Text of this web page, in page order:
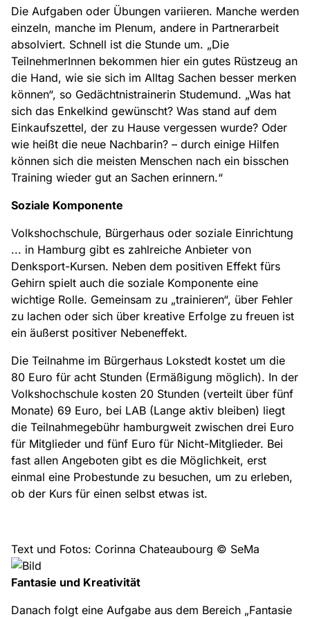
Die Aufgaben oder Übungen variieren. Manche werden
einzeln, manche im Plenum, andere in Partnerarbeit
absolviert. Schnell ist die Stunde um. „Die
TeilnehmerInnen bekommen hier ein gutes Rüstzeug an
die Hand, wie sie sich im Alltag Sachen besser merken
können“, so Gedächtnistrainerin Studemund. „Was hat
sich das Enkelkind gewünscht? Was stand auf dem
Einkaufszettel, der zu Hause vergessen wurde? Oder
wie heißt die neue Nachbarin? – durch einige Hilfen
können sich die meisten Menschen nach ein bisschen
Training wieder gut an Sachen erinnern.“
Soziale Komponente
Volkshochschule, Bürgerhaus oder soziale Einrichtung
... in Hamburg gibt es zahlreiche Anbieter von
Denksport-Kursen. Neben dem positiven Effekt fürs
Gehirn spielt auch die soziale Komponente eine
wichtige Rolle. Gemeinsam zu „trainieren“, über Fehler
zu lachen oder sich über kreative Erfolge zu freuen ist
ein äußerst positiver Nebeneffekt.
Die Teilnahme im Bürgerhaus Lokstedt kostet um die
80 Euro für acht Stunden (Ermäßigung möglich). In der
Volkshochschule kosten 20 Stunden (verteilt über fünf
Monate) 69 Euro, bei LAB (Lange aktiv bleiben) liegt
die Teilnahmegebühr hamburgweit zwischen drei Euro
für Mitglieder und fünf Euro für Nicht-Mitglieder. Bei
fast allen Angeboten gibt es die Möglichkeit, erst
einmal eine Probestunde zu besuchen, um zu erleben,
ob der Kurs für einen selbst etwas ist.
Text und Fotos: Corinna Chateaubourg © SeMa
Fantasie und Kreativität
Danach folgt eine Aufgabe aus dem Bereich „Fantasie